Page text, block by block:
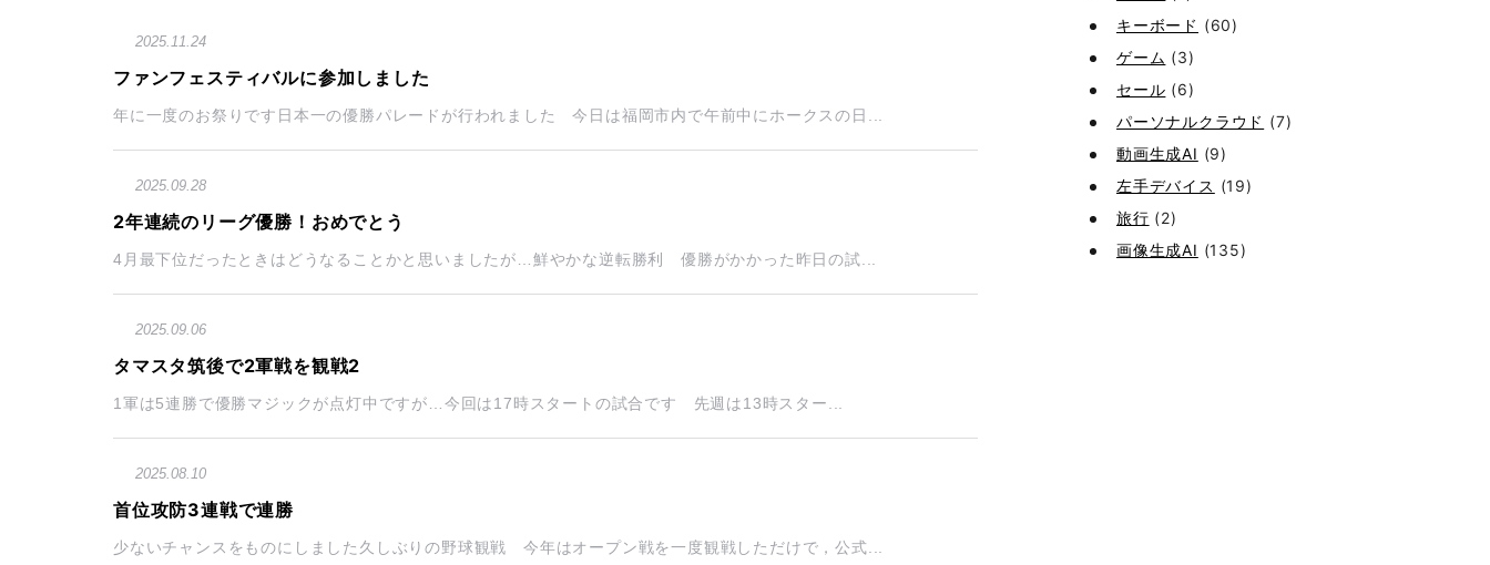
2025.11.24
ファンフェスティバルに参加しました
年に一度のお祭りです日本一の優勝パレードが行われました 今日は福岡市内で午前中にホークスの日...
2025.09.28
2年連続のリーグ優勝！おめでとう
4月最下位だったときはどうなることかと思いましたが…鮮やかな逆転勝利 優勝がかかった昨日の試...
2025.09.06
タマスタ筑後で2軍戦を観戦2
1軍は5連勝で優勝マジックが点灯中ですが…今回は17時スタートの試合です 先週は13時スター...
2025.08.10
首位攻防3連戦で連勝
少ないチャンスをものにしました久しぶりの野球観戦 今年はオープン戦を一度観戦しただけで，公式...
キーボード (60)
ゲーム (3)
セール (6)
パーソナルクラウド (7)
動画生成AI (9)
左手デバイス (19)
旅行 (2)
画像生成AI (135)